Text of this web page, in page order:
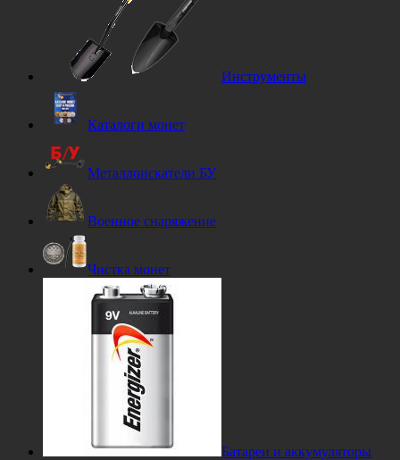
Инструменты
Каталоги монет
Металлоискатели БУ
Военное снаряжение
Чистка монет
Батареи и аккумуляторы